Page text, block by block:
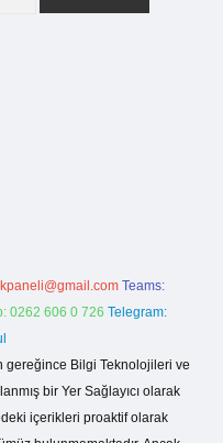
Teams:
0262 606 0 726 Telegram:
gereğince Bilgi Teknolojileri ve
bir Yer Sağlayıcı olarak
içerikleri proaktif olarak